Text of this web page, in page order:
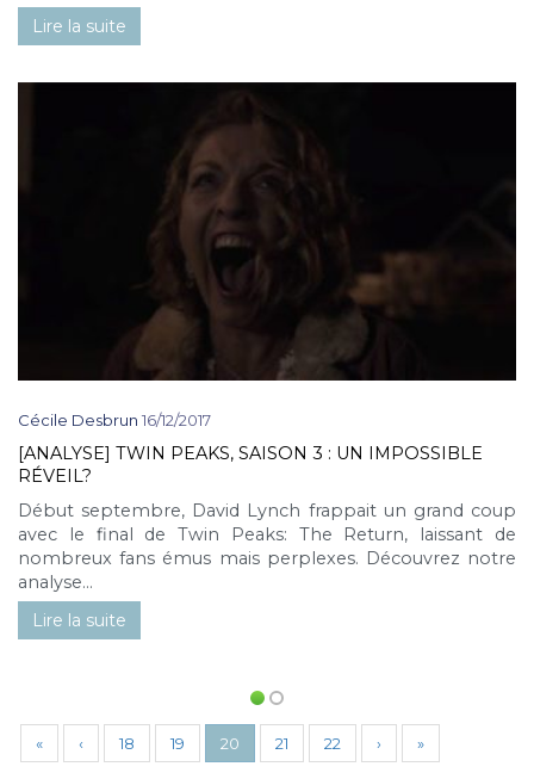
Lire la suite
Cécile Desbrun 16/12/2017
[ANALYSE] TWIN PEAKS, SAISON 3 : UN IMPOSSIBLE
RÉVEIL?
Début septembre, David Lynch frappait un grand coup
avec le final de Twin Peaks: The Return, laissant de
nombreux fans émus mais perplexes. Découvrez notre
analyse...
Lire la suite
« ‹ 18 19 20 21 22 › »